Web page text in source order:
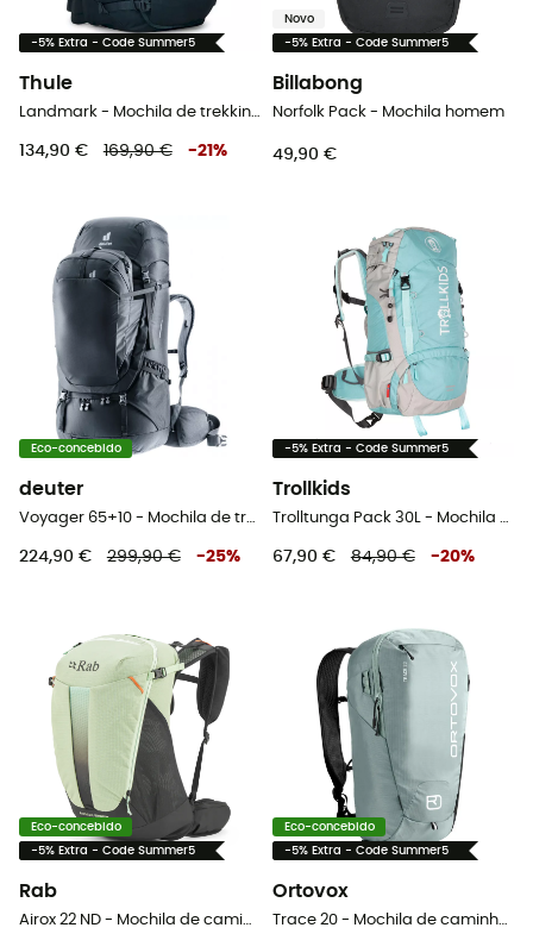
-5% Extra - Code Summer5
Thule
Landmark - Mochila de trekking
134,90 € 169,90 € -21 %
Novo
-5% Extra - Code Summer5
Billabong
Norfolk Pack - Mochila homem
49,90 €
Eco-concebido
deuter
Voyager 65+10 - Mochila de trekking homem
224,90 € 299,90 € -25%
-5% Extra - Code Summer5
Trollkids
Trolltunga Pack 30L - Mochila de caminhada criança
67,90 € 84,90 € -20%
Eco-concebido
-5% Extra - Code Summer5
Rab
Airox 22 ND - Mochila de caminhada mulher
Eco-concebido
-5% Extra - Code Summer5
Ortovox
Trace 20 - Mochila de caminhada